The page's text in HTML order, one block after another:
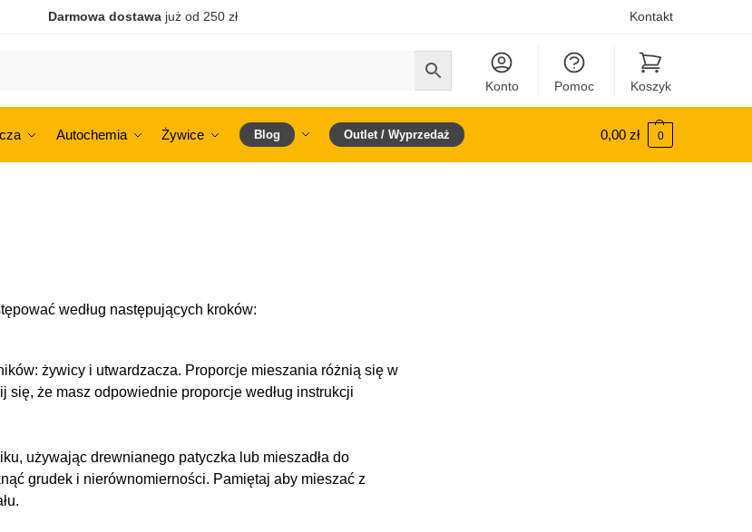
Darmowa dostawajuż od 250 zł Kontakt
Konto Pomoc Koszyk
Autochemia Żywice Blog Outlet / Wyprzedaż 0,00 zł 0
według następujących kroków:
żywicy i utwardzacza. Proporcje mieszania różnią się w
że masz odpowiednie proporcje według instrukcji
używając drewnianego patyczka lub mieszadła do
grudek i nierównomierności. Pamiętaj aby mieszać z